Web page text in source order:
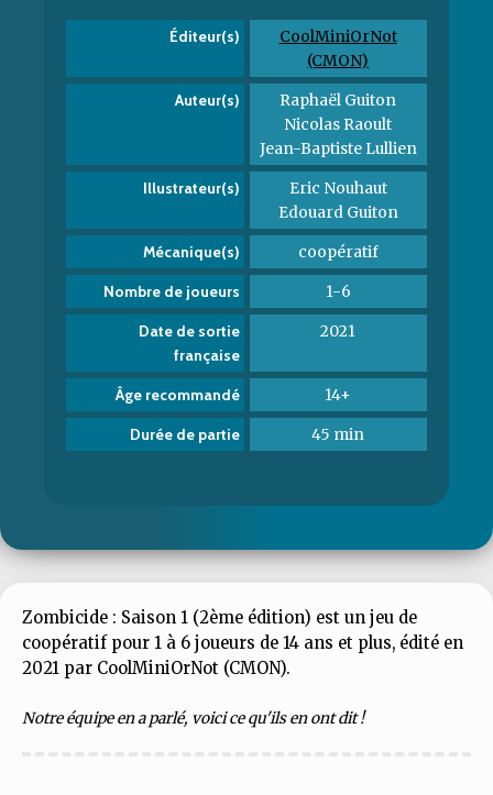
Éditeur(s)
CoolMiniOrNot
(CMON)
Auteur(s)
Raphaël Guiton
Nicolas Raoult
Jean-Baptiste Lullien
Illustrateur(s)
Eric Nouhaut
Edouard Guiton
Mécanique(s) coopératif
Nombre de joueurs 1-6
Date de sortie
française
2021
Âge recommandé 14+
Durée de partie 45 min
Zombicide : Saison 1 (2ème édition) est un jeu de
coopératif pour 1 à 6 joueurs de 14 ans et plus, édité en
2021 par CoolMiniOrNot (CMON).
Notre équipe en a parlé, voici ce qu'ils en ont dit !